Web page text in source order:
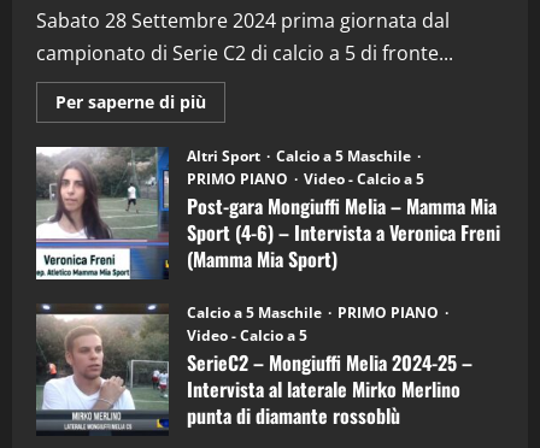
Sabato 28 Settembre 2024 prima giornata dal
campionato di Serie C2 di calcio a 5 di fronte...
Per saperne di più
informazioni
Post-
gara
Mongiuffi
Melia
–
Mamma
Mia
Sport
6)
–
Intervista
a
mister
Arturo
Carciotto
(Mongiuffi
Altri Sport
Calcio a 5 Maschile
PRIMO PIANO
Video - Calcio a 5
Post-gara Mongiuffi Melia – Mamma Mia
Sport (4-6) – Intervista a Veronica Freni
(Mamma Mia Sport)
Calcio a 5 Maschile
PRIMO PIANO
Video - Calcio a 5
SerieC2 – Mongiuffi Melia 2024-25 –
Intervista al laterale Mirko Merlino
punta di diamante rossoblù
2
(Martedi 28 Aprile 2026)
28/04/2026
3
"SportEmpire" in Podcast
“SportEmpire” in Podcast: 28^ Puntata
(Martedi 21 Aprile 2026)
21/04/2026
4
“SportEmpire” in Podcast: 27^ Puntata
(Martedi 14 Aprile 2026)
15/04/2026